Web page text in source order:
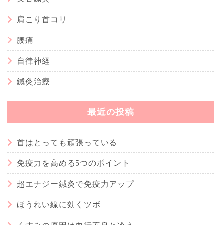
肩こり首コリ
腰痛
自律神経
鍼灸治療
最近の投稿
首はとっても頑張っている
免疫力を高める5つのポイント
超エナジー鍼灸で免疫力アップ
ほうれい線に効くツボ